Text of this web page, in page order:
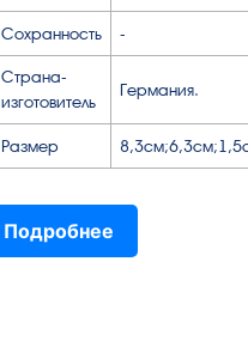
Сохранность -
Страна-
изготовитель
Германия.
Размер
Подробнее